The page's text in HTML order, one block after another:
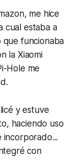
me hice
cual estaba a
que funcionaba
la Xiaomi
Hole me
.
y estuve
haciendo uso
con